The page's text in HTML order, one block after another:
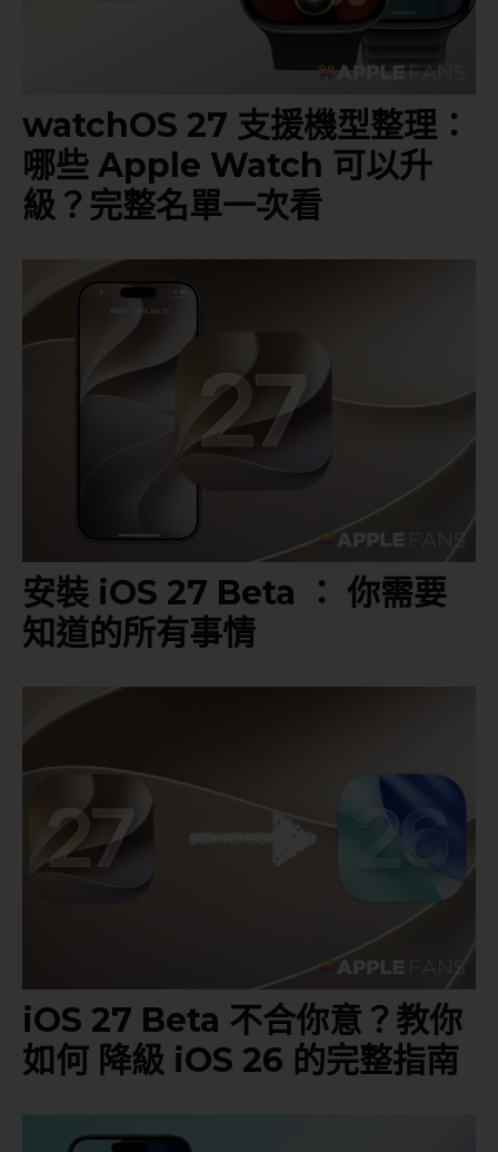
watchOS 27 支援機型整理：
哪些 Apple Watch 可以升
級？完整名單一次看
安裝 iOS 27 Beta ： 你需要
知道的所有事情
iOS 27 Beta 不合你意？教你
如何 降級 iOS 26 的完整指南